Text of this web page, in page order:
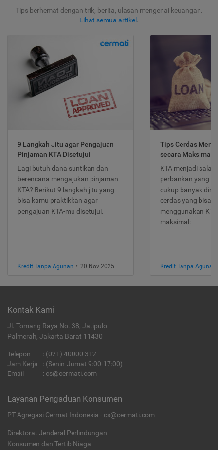
Tips berhemat dengan trik, berita, ulasan mengenai keuangan.
Lihat semua artikel .
9 Langkah Jitu agar Pengajuan
Pinjaman KTA Disetujui
Lagi butuh dana suntikan dan
berencana mengajukan pinjaman
KTA? Berikut 9 langkah jitu yang
bisa kamu praktikkan agar
pengajuan KTA-mu disetujui.
Kredit Tanpa Agunan • 20 Nov 2025
Tips Cerdas
secara Maksimal
KTA menjadi
perbankan yang
cukup banyak
cerdas yang bisa
menggunakan
maksimal:
Kredit Tanpa Agunan
Kontak Kami
Jl. Tomang Raya No. 38, Jatipulo
Palmerah, Jakarta Barat 11430
Telepon : (021) 40000 312
Jam Kerja
: (Senin-Jumat 9:00-17:00)
Email
: cs@cermati.com
Layanan Pengaduan Konsumen
PT Agregasi Cermat Indonesia - cs@cermati.com
Direktorat Jenderal Perlindungan
Konsumen dan Tertib Niaga